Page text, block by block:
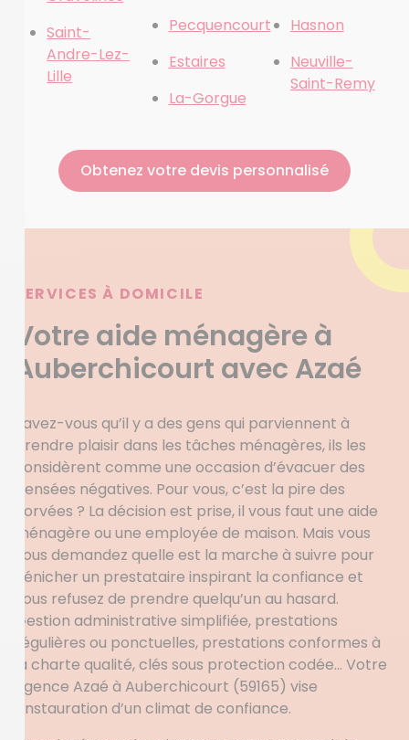
Saint-
Andre-Lez-
Lille
Pecquencourt
Estaires
La-Gorgue
Hasnon
Neuville-
Saint-Remy
Obtenez votre devis personnalisé
SERVICES À DOMICILE
Votre aide ménagère à
Auberchicourt avec Azaé
Savez-vous qu’il y a des gens qui parviennent à
prendre plaisir dans les tâches ménagères, ils les
considèrent comme une occasion d’évacuer des
pensées négatives. Pour vous, c’est la pire des
corvées ? La décision est prise, il vous faut une aide
ménagère ou une employée de maison. Mais vous
vous demandez quelle est la marche à suivre pour
dénicher un prestataire inspirant la confiance et
vous refusez de prendre quelqu’un au hasard.
Gestion administrative simplifiée, prestations
régulières ou ponctuelles, prestations conformes à
la charte qualité, clés sous protection codée… Votre
agence Azaé à Auberchicourt (59165) vise
l’instauration d’un climat de confiance.